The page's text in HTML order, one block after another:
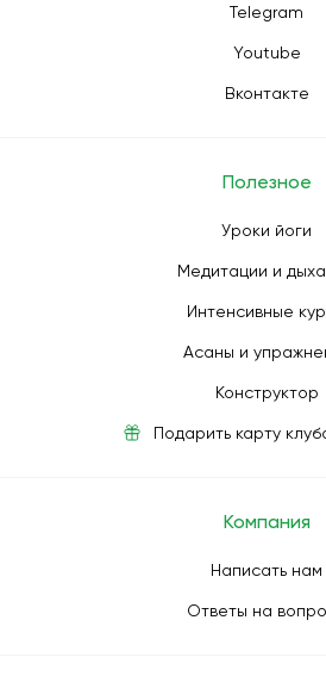
Telegram
Youtube
Вконтакте
Полезное
Уроки йоги
Медитации и
Интенсивные
Асаны и
Конструктор
Подарить карту
Компания
Написать нам
Ответы на